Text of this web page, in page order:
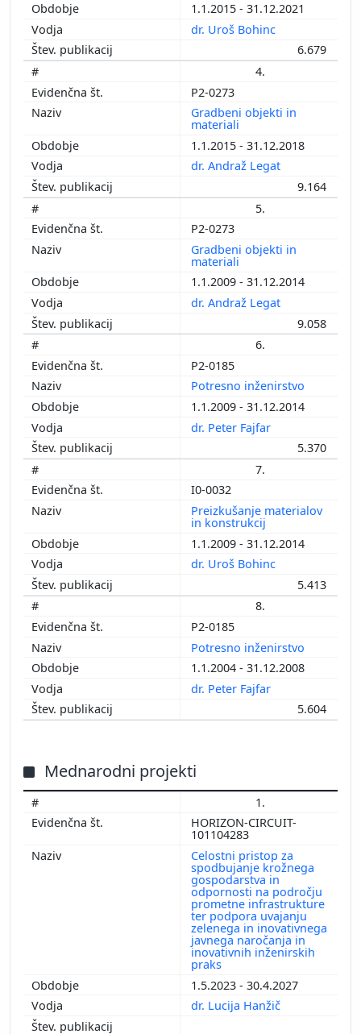
1.1.2015 - 31.12.2021
dr. Uroš Bohinc
6.679
4.
P2-0273
Gradbeni objekti in
materiali
1.1.2015 - 31.12.2018
dr. Andraž Legat
9.164
5.
P2-0273
Gradbeni objekti in
materiali
1.1.2009 - 31.12.2014
dr. Andraž Legat
9.058
6.
P2-0185
Potresno inženirstvo
1.1.2009 - 31.12.2014
dr. Peter Fajfar
5.370
7.
I0-0032
Preizkušanje materialov
in konstrukcij
1.1.2009 - 31.12.2014
dr. Uroš Bohinc
5.413
8.
P2-0185
Potresno inženirstvo
1.1.2004 - 31.12.2008
dr. Peter Fajfar
5.604
Mednarodni projekti
1.
HORIZON-CIRCUIT-
101104283
Celostni pristop za
spodbujanje krožnega
gospodarstva in
odpornosti na področju
prometne infrastrukture
ter podpora uvajanju
zelenega in inovativnega
javnega naročanja in
inovativnih inženirskih
praks
1.5.2023 - 30.4.2027
dr. Lucija Hanžič